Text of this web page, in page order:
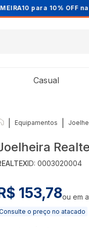
OFF na 1ª compra
Casual
Equipamentos
ID:0003020004
153,78ou em
o preço no atacado